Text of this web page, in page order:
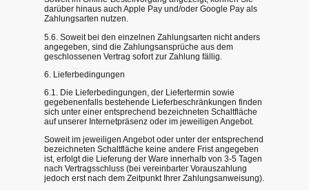
darüber hinaus auch Apple Pay und/oder Google Pay als
Zahlungsarten nutzen.
5.6. Soweit bei den einzelnen Zahlungsarten nicht anders
angegeben, sind die Zahlungsansprüche aus dem
geschlossenen Vertrag sofort zur Zahlung fällig.
6. Lieferbedingungen
6.1. Die Lieferbedingungen, der Liefertermin sowie
gegebenenfalls bestehende Lieferbeschränkungen finden
sich unter einer entsprechend bezeichneten Schaltfläche
auf unserer Internetpräsenz oder im jeweiligen Angebot.
Soweit im jeweiligen Angebot oder unter der entsprechend
bezeichneten Schaltfläche keine andere Frist angegeben
ist, erfolgt die Lieferung der Ware innerhalb von 3-5 Tagen
nach Vertragsschluss (bei vereinbarter Vorauszahlung
jedoch erst nach dem Zeitpunkt Ihrer Zahlungsanweisung).